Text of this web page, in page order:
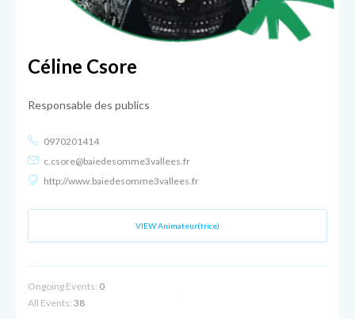
Céline Csore
Responsable des publics
0970201414
c.csore@baiedesomme3vallees.fr
http://www.baiedesomme3vallees.fr
VIEW Animateur(trice)
Ongoing Events: 0
All Events: 38